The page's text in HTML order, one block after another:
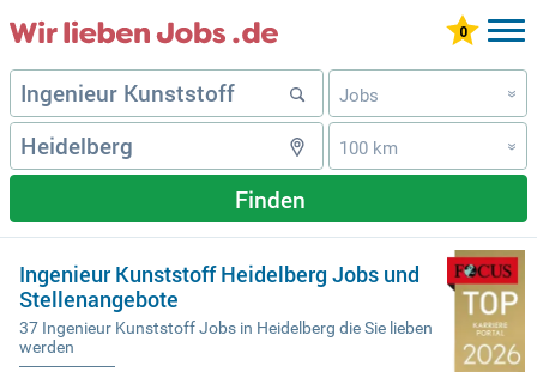
Jobs »
100 km »
Finden
Ingenieur Kunststoff Heidelberg Jobs und
Stellenangebote
37 Ingenieur Kunststoff Jobs in Heidelberg die Sie lieben
werden